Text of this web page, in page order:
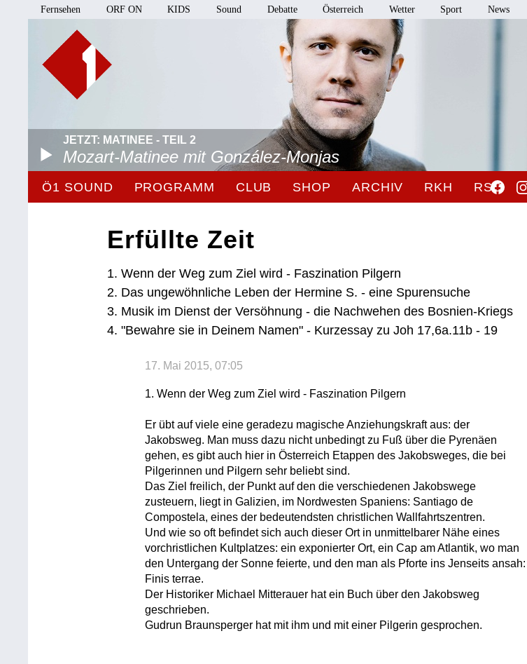
Fernsehen ORF ON KIDS Sound Debatte Österreich Wetter Sport News
JETZT: MATINEE - TEIL 2
Mozart-Matinee mit González-Monjas
Ö1 SOUND PROGRAMM CLUB SHOP ARCHIV RKH RSO
Erfüllte Zeit
1. Wenn der Weg zum Ziel wird - Faszination Pilgern
2. Das ungewöhnliche Leben der Hermine S. - eine Spurensuche
3. Musik im Dienst der Versöhnung - die Nachwehen des Bosnien-Kriegs
4. "Bewahre sie in Deinem Namen" - Kurzessay zu Joh 17,6a.11b - 19
17. Mai 2015, 07:05
1. Wenn der Weg zum Ziel wird - Faszination Pilgern
Er übt auf viele eine geradezu magische Anziehungskraft aus: der
Jakobsweg. Man muss dazu nicht unbedingt zu Fuß über die Pyrenäen
gehen, es gibt auch hier in Österreich Etappen des Jakobsweges, die bei
Pilgerinnen und Pilgern sehr beliebt sind.
Das Ziel freilich, der Punkt auf den die verschiedenen Jakobswege
zusteuern, liegt in Galizien, im Nordwesten Spaniens: Santiago de
Compostela, eines der bedeutendsten christlichen Wallfahrtszentren.
Und wie so oft befindet sich auch dieser Ort in unmittelbarer Nähe eines
vorchristlichen Kultplatzes: ein exponierter Ort, ein Cap am Atlantik, wo man
den Untergang der Sonne feierte, und den man als Pforte ins Jenseits ansah:
Finis terrae.
Der Historiker Michael Mitterauer hat ein Buch über den Jakobsweg
geschrieben.
Gudrun Braunsperger hat mit ihm und mit einer Pilgerin gesprochen.